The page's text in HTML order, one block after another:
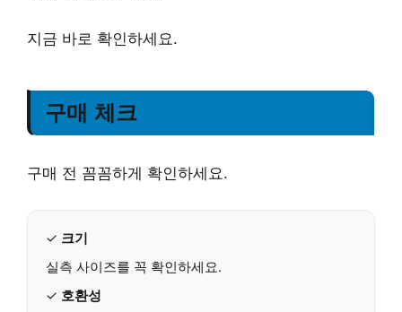
지금 바로 확인하세요.
구매 체크
구매 전 꼼꼼하게 확인하세요.
✓ 크기
실측 사이즈를 꼭 확인하세요.
✓ 호환성